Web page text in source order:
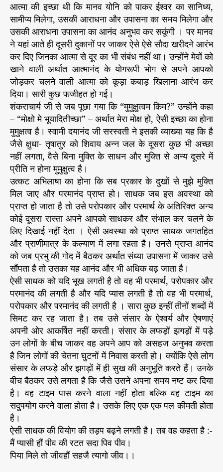
आत्मा की इच्छा थी कि मानव योनि को पाकर ईश्वर का सानिध्य,
सामीप्य मिलेगा, उसकी आराधना और उपासना का समय मिलेगा और
उसकी आराधना उपासना का आनंद अनुभव कर सकूंगी । पर मानव
ने यहां आते ही दूसरी दुकानों पर जाकर ऐसे ऐसे सौदा खरीदने आरंभ
कर दिए जिनका आत्मा से दूर का भी संबंध नहीं था। उन्होंने मेवों को
खाने वाली अर्थात आत्मानंद के योगरूपी भोग से अपने आपको
जोड़कर चलने वाली आत्मा को कूड़ा कबाड़ खिलाना आरंभ कर
दिया। सारी कुछ फजीहत हो गई।
शंकराचार्य जी से जब पूछा गया कि “मुमुक्षुत्वम किम?” उन्होंने कहा
– “मोक्षो मे भूयादितीच्छा” – अर्थात मेरा मोक्ष हो, ऐसी इच्छा का होना
मुमुक्षत्व है। स्वामी दयानंद जी सरस्वती ने इसकी व्याख्या यह कि है
जैसे क्षुधा- तृषातुर को शिवाय अन्न जल के दूसरा कुछ भी अच्छा
नहीं लगता, वैसे बिना मुक्ति के साधन और मुक्ति से अन्य दूसरे में
प्रीति न होना मुमुक्षुत्व है।
उत्कट अभिलाषा का होना कि सब प्रकार के दुखों से मुझे मुक्ति
मिल जाए और परमानंद प्राप्त हो। साधक जब इस अवस्था को
प्राप्त हो जाता है तो उसे परोपकार और परमार्थ के अतिरिक्त अन्य
कोई दूसरा रास्ता अपने आपको साधकर और संभाल कर चलने के
लिए दिखाई नहीं देता । ऐसी अवस्था को प्राप्त साधक जगतहित
और प्राणीमात्र के कल्याण में लगा रहता है। उनसे प्राप्त आनंद
को जब प्रभु की गोद में बैठकर अर्थात संध्या उपासना में जाकर उसे
सौंपता है तो उसका यह आनंद और भी अधिक बढ़ जाता है।
ऐसी साधक को यदि भूख लगती है तो वह भी परमार्थ, परोपकार और
परमानंद की लगती है और यदि प्यास लगती है तो वह भी परमार्थ,
परोपकार और परमानंद की लगती है । सारा कुछ इन्हीं तीनों शब्दों में
सिमट कर रह जाता है। तब उसे संसार के ऐश्वर्य और ऐषणाएं
अपनी ओर आकर्षित नहीं करती। संसार के लफड़ों झगड़ों में पड़े
उन लोगों के बीच जाकर वह अपने आप को असहज अनुभव करता
है जिन लोगों की चेतना घुटनों में निवास करती हो। क्योंकि ऐसे लोग
संसार के लफड़े और झगड़ों में ही सुख की अनुभूति करते हैं। उनके
बीच बैठकर उसे लगता है कि जैसे उसने अपना समय नष्ट कर दिया
है। वह टाइम पास करने वाला नहीं होता बल्कि वह टाइम का
सदुपयोग करने वाला होता है। उसके लिए एक एक पल कीमती होता
है।
ऐसी साधक की वियोग की तड़प बढ़ने लगती है। तब वह कहता है :-
मैं प्यासी हौं पीव की रटत सदा पिव पीव।
पिया मिले तो जीवहौं सहजै त्यागो जीव।।